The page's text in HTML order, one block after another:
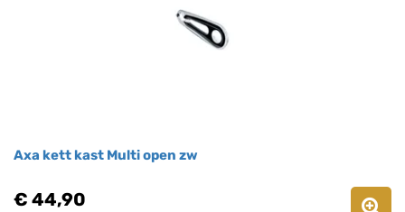
Axa kett kast Multi open zw
€ 44,90